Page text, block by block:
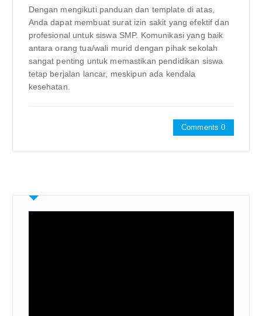
Dengan mengikuti panduan dan template di atas,
Anda dapat membuat surat izin sakit yang efektif dan
profesional untuk siswa SMP. Komunikasi yang baik
antara orang tua/wali murid dengan pihak sekolah
sangat penting untuk memastikan pendidikan siswa
tetap berjalan lancar, meskipun ada kendala
kesehatan.
Comments 0